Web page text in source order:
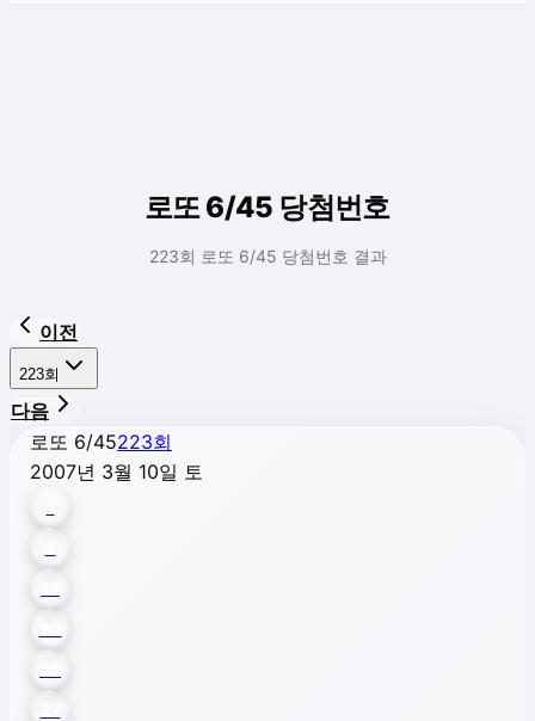
로또 6/45 당첨번호
223회 로또 6/45 당첨번호 결과
이전
223회
다음
로또 6/45223회
2007년 3월 10일 토